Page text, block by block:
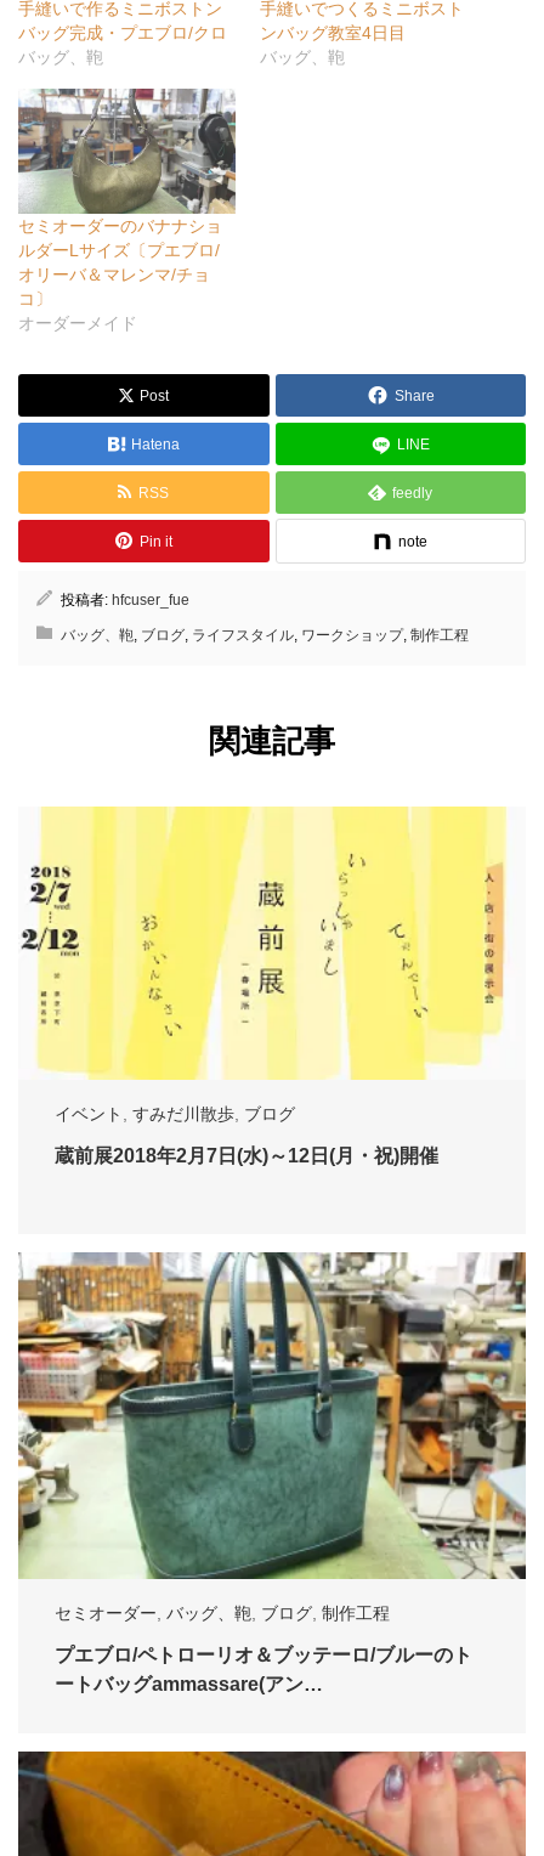
手縫いで作るミニボストン
バッグ完成・プエブロ/クロ
バッグ、鞄
手縫いでつくるミニボスト
ンバッグ教室4日目
バッグ、鞄
セミオーダーのバナナショ
ルダーLサイズ〔プエブロ/
オリーバ＆マレンマ/チョ
コ〕
オーダーメイド
Post Share
Hatena LINE
RSS feedly
Pin it note
投稿者: hfcuser_fue
バッグ、鞄 ブログ ライフスタイル ワークショップ, 制作工程
関連記事
イベント すみだ川散歩 ブログ
蔵前展2018年2月7日(水)～12日(月・祝)開催
セミオーダー, バッグ、鞄, ブログ, 制作工程
プエブロ/ペトローリオ＆ブッテーロ/ブルーのト
ートバッグammassare(アン…